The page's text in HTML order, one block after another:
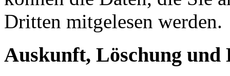
Dritten mitgelesen werden.
Auskunft, Löschung und